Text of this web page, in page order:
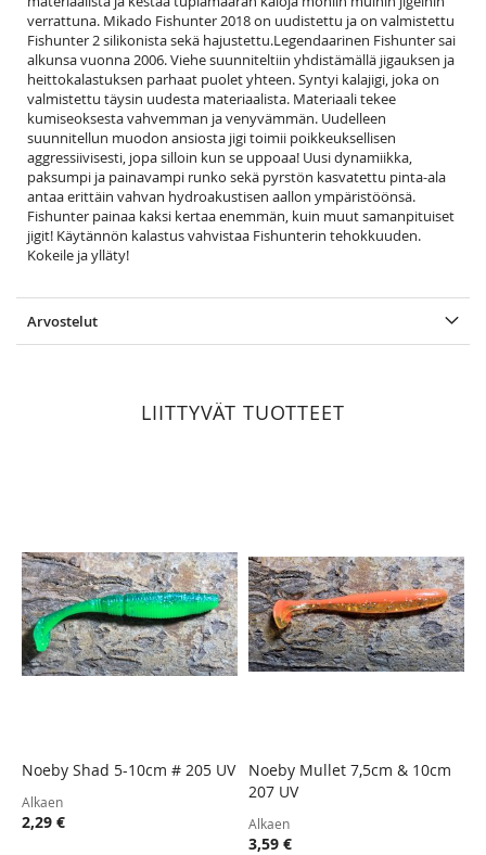
verrattuna. Mikado Fishunter 2018 on uudistettu ja on valmistettu
Fishunter 2 silikonista sekä hajustettu.Legendaarinen Fishunter sai
alkunsa vuonna 2006. Viehe suunniteltiin yhdistämällä jigauksen ja
heittokalastuksen parhaat puolet yhteen. Syntyi kalajigi, joka on
valmistettu täysin uudesta materiaalista. Materiaali tekee
kumiseoksesta vahvemman ja venyvämmän. Uudelleen
suunnitellun muodon ansiosta jigi toimii poikkeuksellisen
aggressiivisesti, jopa silloin kun se uppoaa! Uusi dynamiikka,
paksumpi ja painavampi runko sekä pyrstön kasvatettu pinta-ala
antaa erittäin vahvan hydroakustisen aallon ympäristöönsä.
Fishunter painaa kaksi kertaa enemmän, kuin muut samanpituiset
jigit! Käytännön kalastus vahvistaa Fishunterin tehokkuuden.
Kokeile ja ylläty!
Arvostelut
LIITTYVÄT TUOTTEET
TOIVELISTA
Noeby Shad 5-10cm # 205 UV
Alkaen
2,29 €
TOIVELISTA
Noeby Mullet 7,5cm & 10cm
207 UV
Alkaen
3,59 €